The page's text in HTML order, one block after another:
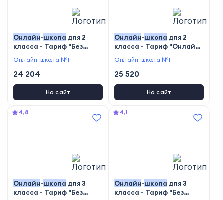
Онлайн-школа для 2
класса - Тариф "Без
зачисления"
Онлайн-школа №1
24 204
На сайт
Онлайн-школа для 2
класса - Тариф "Онлайн-
школа"
Онлайн-школа №1
25 520
На сайт
4,8
Онлайн-школа для 3
класса - Тариф "Без
4,1
Онлайн-школа для 3
класса - Тариф "Без